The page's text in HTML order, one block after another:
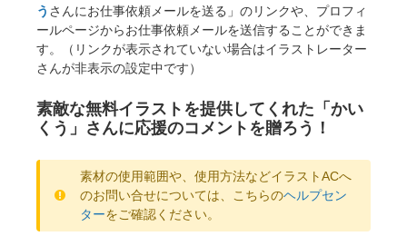
う さんにお仕事依頼メールを送る」のリンクや、プロフィ
ールページからお仕事依頼メールを送信することができま
す。（リンクが表示されていない場合はイラストレーター
さんが非表示の設定中です）
素敵な無料イラストを提供してくれた「かい
くう」さんに応援のコメントを贈ろう！
素材の使用範囲や、使用方法などイラストACへ
のお問い合せについては、こちらのヘルプセン
ターをご確認ください。